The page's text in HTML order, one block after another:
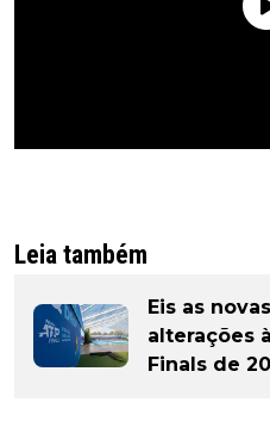
Leia também
Eis as
alterações
Finals de